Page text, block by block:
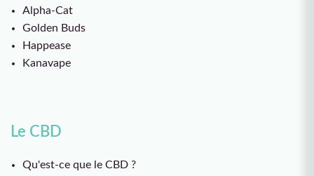
Alpha-Cat
Golden Buds
Happease
Kanavape
Le CBD
Qu'est-ce que le CBD ?